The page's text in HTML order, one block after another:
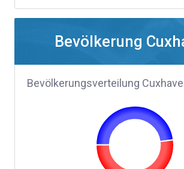
Bevölkerung
Bevölkerungsverteilung